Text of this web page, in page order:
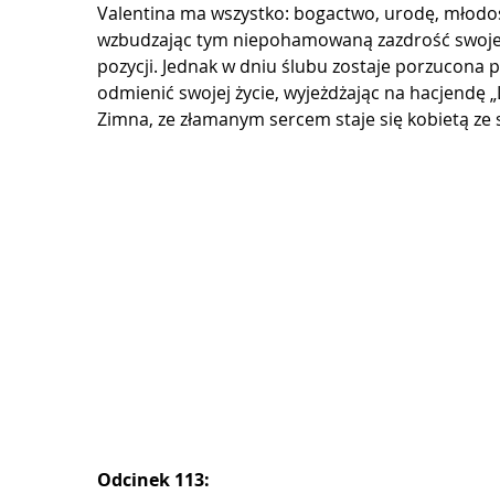
Valentina ma wszystko: bogactwo, urodę,
wzbudzając tym niepohamowaną zazdrość
pozycji. Jednak w dniu ślubu zostaje porzucona
odmienić swojej życie, wyjeżdżając na hacjendę
Zimna, ze złamanym sercem staje się kobietą ze
Odcinek 113: